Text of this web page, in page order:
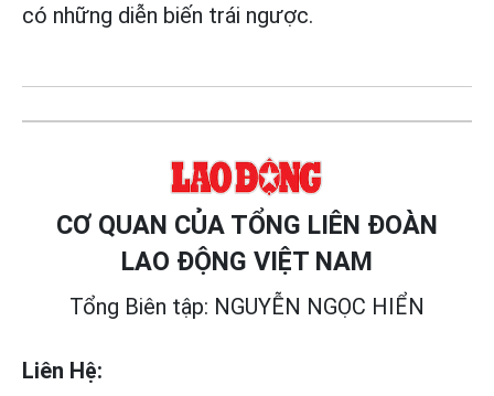
có những diễn biến trái ngược.
CƠ QUAN CỦA TỔNG LIÊN ĐOÀN
LAO ĐỘNG VIỆT NAM
Tổng Biên tập: NGUYỄN NGỌC HIỂN
Liên Hệ: